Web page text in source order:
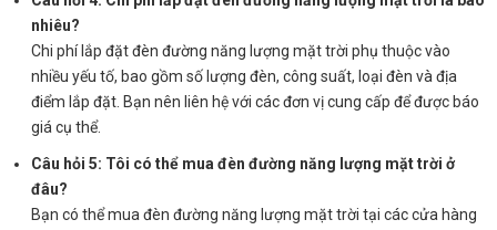
nhiêu?
Chi phí lắp đặt đèn đường năng lượng mặt trời phụ thuộc vào
nhiều yếu tố, bao gồm số lượng đèn, công suất, loại đèn và địa
điểm lắp đặt. Bạn nên liên hệ với các đơn vị cung cấp để được báo
giá cụ thể.
Câu hỏi 5: Tôi có thể mua đèn đường năng lượng mặt trời ở
đâu?
Bạn có thể mua đèn đường năng lượng mặt trời tại các cửa hàng